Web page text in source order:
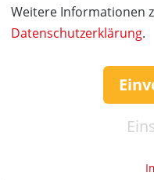
Weitere Informationen
Datenschutzerklärung.